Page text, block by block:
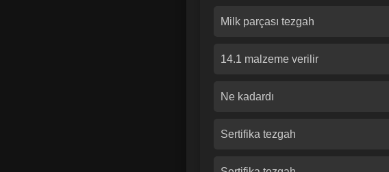
Milk parçası tezgah
14.1 malzeme verilir
Ne kadardı
Sertifika tezgah